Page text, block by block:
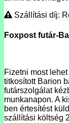
Szállítási díj:
Foxpost futár-
Fizetni most
titkosított Barion
futárszolgálat
munkanapon. A
ben értesítést
szállítási költség